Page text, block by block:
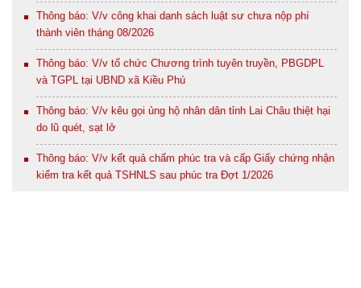
Thông báo: V/v công khai danh sách luật sư chưa nộp phí
thành viên tháng 08/2026
Thông báo: V/v tổ chức Chương trình tuyên truyền, PBGDPL
và TGPL tại UBND xã Kiều Phú
Thông báo: V/v kêu gọi ủng hộ nhân dân tỉnh Lai Châu thiệt hại
do lũ quét, sạt lở
Thông báo: V/v kết quả chấm phúc tra và cấp Giấy chứng nhận
kiểm tra kết quả TSHNLS sau phúc tra Đợt 1/2026